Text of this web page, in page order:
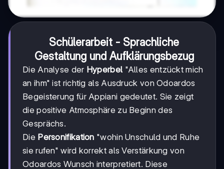
Schülerarbeit - Sprachliche
Gestaltung und Aufklärungsbezug
Die Analyse der Hyperbel "Alles entzückt mich
an ihm" ist richtig als Ausdruck von Odoardos
Begeisterung für Appiani gedeutet. Sie zeigt
die positive Atmosphäre zu Beginn des
Gesprächs.
Die Personifikation "wohin Unschuld und Ruhe
sie rufen" wird korrekt als Verstärkung von
Odoardos Wunsch interpretiert. Diese